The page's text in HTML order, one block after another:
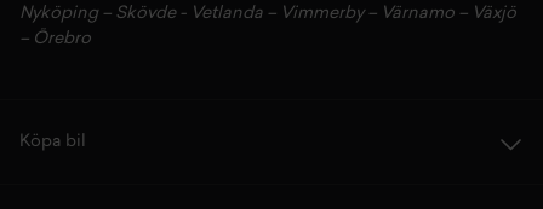
Nyköping– Skövde- Vetlanda – Vimmerby– Värnamo – Växjö
– Örebro
Köpa bil